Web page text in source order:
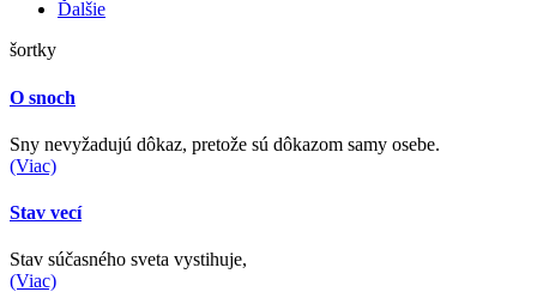
Ďalšie
šortky
O snoch
Sny nevyžadujú dôkaz, pretože sú dôkazom samy osebe.
(Viac)
Stav vecí
Stav súčasného sveta vystihuje,
(Viac)